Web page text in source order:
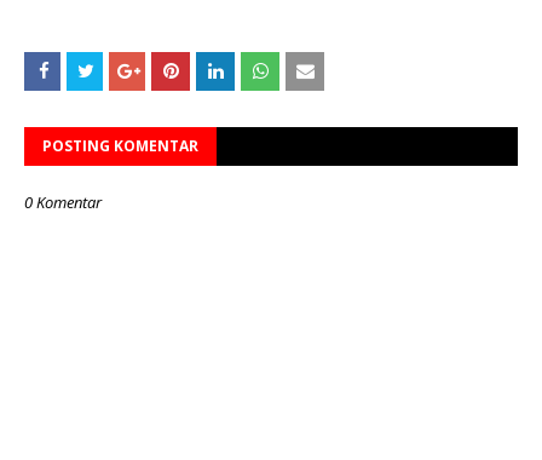
POSTING KOMENTAR
0 Komentar